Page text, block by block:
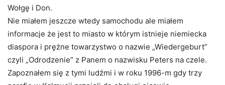
Wołgę i Don.
Nie miałem jeszcze wtedy samochodu ale miałem
informacje że jest to miasto w którym istnieje niemiecka
diaspora i prężne towarzystwo o nazwie „Wiedergeburt”
czyli „Odrodzenie” z Panem o nazwisku Peters na czele.
Zapoznałem się z tymi ludźmi i w roku 1996-m gdy trzy